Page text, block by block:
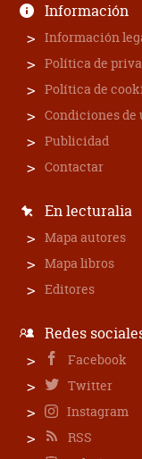
Información
Información
Política de
Política de
Condiciones de
Publicidad
Contactar
En lecturalia
Mapa autores
Mapa libros
Editores
Redes
Facebook
Twitter
Instagram
RSS